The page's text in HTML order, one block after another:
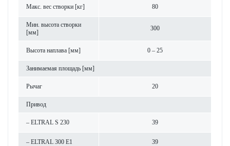
Макс. вес створки [кг] 80
Мин. высота створки
[мм]
300
Высота нап­лава [мм] 0 – 25
Занимаемая площадь [мм]
Рычаг 20
Привод
– ELTRAL S 230 39
– ELTRAL 300 E1 39